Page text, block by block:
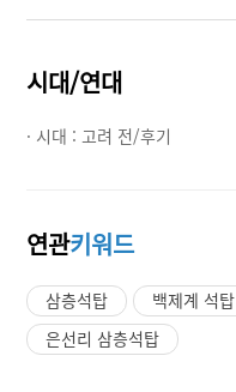
시대/연대
· 시대 :고려 전/후기
연관키워드
삼층석탑 백제계 석탑
은선리 삼층석탑